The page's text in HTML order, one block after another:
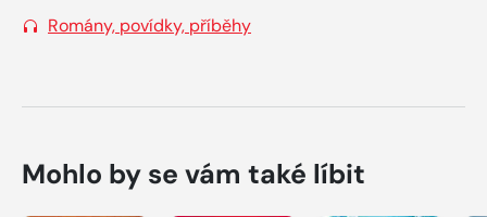
Romány, povídky, příběhy
Mohlo by se vám také líbit